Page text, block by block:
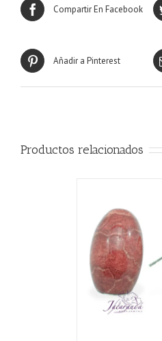
Compartir En Facebook
Añadir a Pinterest
Productos relacionados